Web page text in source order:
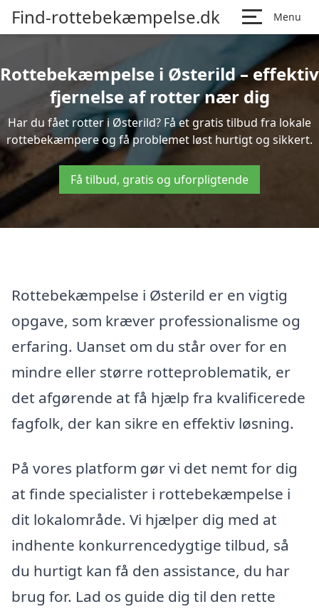
Find-rottebekæmpelse.dk Menu
Rottebekæmpelse i Østerild – effektiv
fjernelse af rotter nær dig
Har du fået rotter i Østerild? Få et gratis tilbud fra lokale
rottebekæmpere og få problemet løst hurtigt og sikkert.
Få tilbud, gratis og uforpligtende
Rottebekæmpelse i Østerild er en vigtig
opgave, som kræver professionalisme og
erfaring. Uanset om du står over for en
mindre eller større rotteproblematik, er
det afgørende at få hjælp fra kvalificerede
fagfolk, der kan sikre en effektiv løsning.
På vores platform gør vi det nemt for dig
at finde specialister i rottebekæmpelse i
dit lokalområde. Vi hjælper dig med at
indhente konkurrencedygtige tilbud, så
du hurtigt kan få den assistance, du har
brug for. Lad os guide dig til den rette